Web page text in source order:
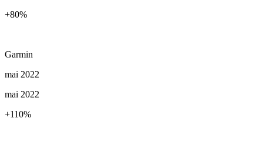
+80%
Garmin
mai 2022
mai 2022
+110%